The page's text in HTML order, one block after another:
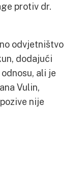
protiv dr.
odvjetništvo
dodajući
ali je
Vulin,
nije